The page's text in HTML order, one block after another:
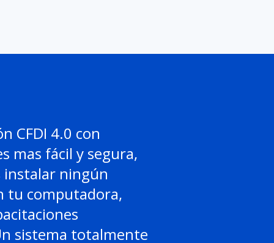
CFDI 4.0 con
mas fácil y segura,
instalar ningún
tu computadora,
sistema totalmente